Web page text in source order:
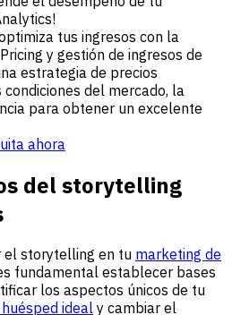
tus ingresos con la
y gestión de ingresos de
estrategia de precios
del mercado, la
para obtener un excelente
ahora
del storytelling
el storytelling en tu marketing de
fundamental establecer bases
los aspectos únicos de tu
ideal y cambiar el